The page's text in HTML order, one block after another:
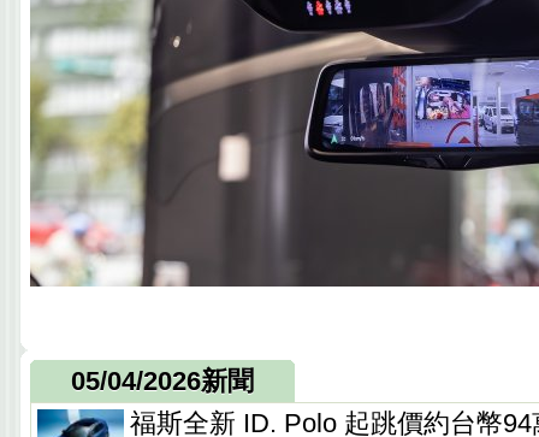
05/04/2026新聞
福斯全新 ID. Polo 起跳價約台幣